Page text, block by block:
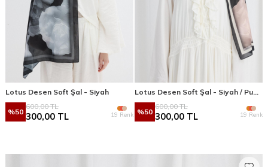
Lotus Desen Soft Şal - Siyah
%50
600,00TL
300,00 TL 19 Renk %50
600,00TL
300,00 TL 19 Renk